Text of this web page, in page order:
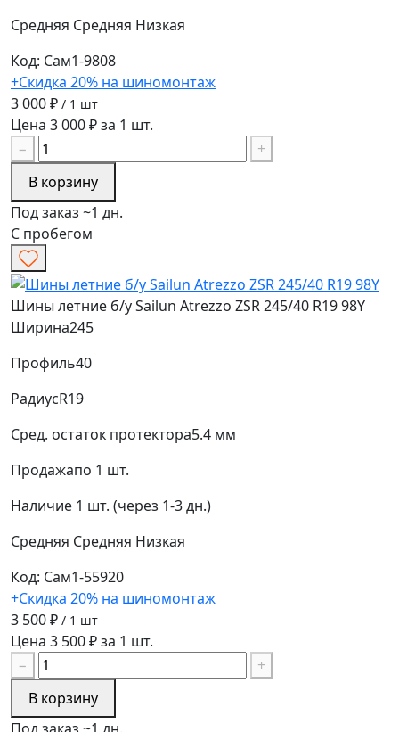
Средняя Средняя Низкая
Код: Сам1-9808
+Скидка 20% на шиномонтаж
3 000 ₽ / 1 шт
Цена 3 000 ₽ за 1 шт.
−
+
В корзину
Под заказ ~1 дн.
С пробегом
Шины летние б/у Sailun Atrezzo ZSR 245/40 R19 98Y
Ширина245
Профиль40
РадиусR19
Сред. остаток протектора5.4 мм
Продажапо 1 шт.
Наличие 1 шт. (через 1-3 дн.)
Средняя Средняя Низкая
Код: Сам1-55920
+Скидка 20% на шиномонтаж
3 500 ₽ / 1 шт
Цена 3 500 ₽ за 1 шт.
−
+
В корзину